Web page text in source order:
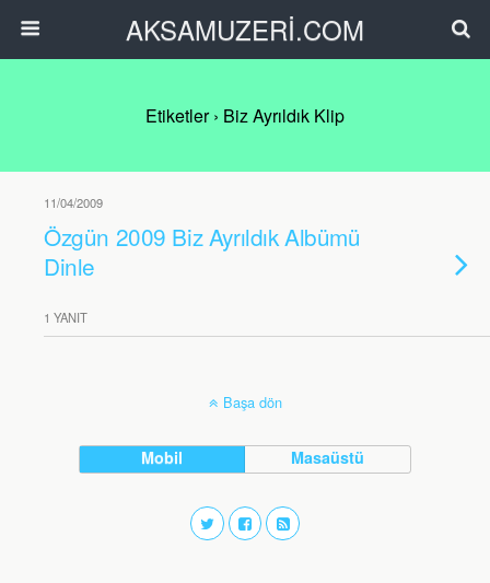
AKSAMUZERİ.COM
Etiketler › Biz Ayrıldık Klip
11/04/2009
Özgün 2009 Biz Ayrıldık Albümü
Dinle
1 YANIT
Başa dön
Mobil Masaüstü